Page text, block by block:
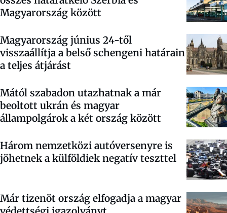
Magyarország között
Magyarország június 24-től
visszaállítja a belső schengeni határain
a teljes átjárást
Mától szabadon utazhatnak a már
beoltott ukrán és magyar
állampolgárok a két ország között
Három nemzetközi autóversenyre is
jöhetnek a külföldiek negatív teszttel
Már tizenöt ország elfogadja a magyar